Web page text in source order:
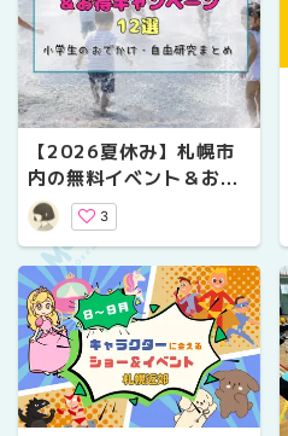
【2026夏休み】札幌市
内の無料イベント＆お得
キャンペーン12選！小学
生のおでかけ・自由研究
まとめ
3